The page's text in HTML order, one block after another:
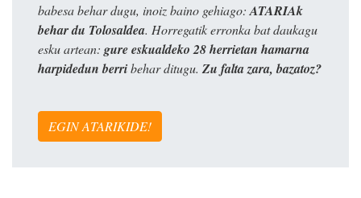
babesa behar dugu, inoiz baino gehiago: ATARIAk
behar du Tolosaldea. Horregatik erronka bat daukagu
esku artean: gure eskualdeko 28 herrietan hamarna
harpidedun berribehar ditugu. Zu falta zara, bazatoz?
EGIN ATARIKIDE!